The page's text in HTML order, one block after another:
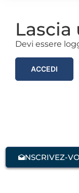
Devi essere
ACCEDI
NSCRIVEZ-